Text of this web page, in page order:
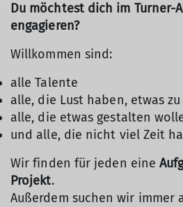
Du möchtest dich im Turner-
engagieren?
Willkommen sind:
alle Talente
alle, die Lust haben, etwas zu
alle, die etwas gestalten
und alle, die nicht viel Zeit
Wir finden für jeden eine
Projekt.
Außerdem suchen wir immer